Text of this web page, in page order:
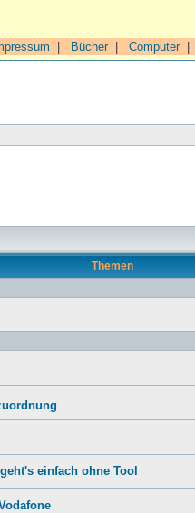
Bücher| Computer|
Themen
einfach ohne Tool